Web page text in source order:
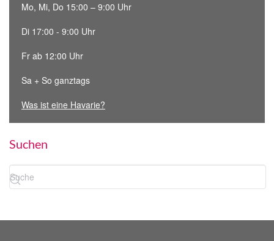
Mo, Mi, Do 15:00 – 9:00 Uhr
Di 17:00 - 9:00 Uhr
Fr ab 12:00 Uhr
Sa + So ganztags
Was ist eine Havarie?
Suchen